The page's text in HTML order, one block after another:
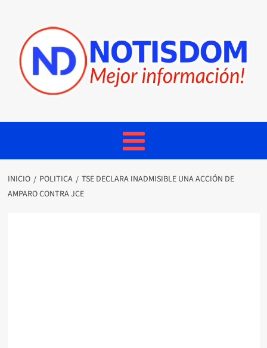
INICIO POLITICA
TSE DECLARA INADMISIBLE UNA ACCIÓN DE
AMPARO CONTRA JCE